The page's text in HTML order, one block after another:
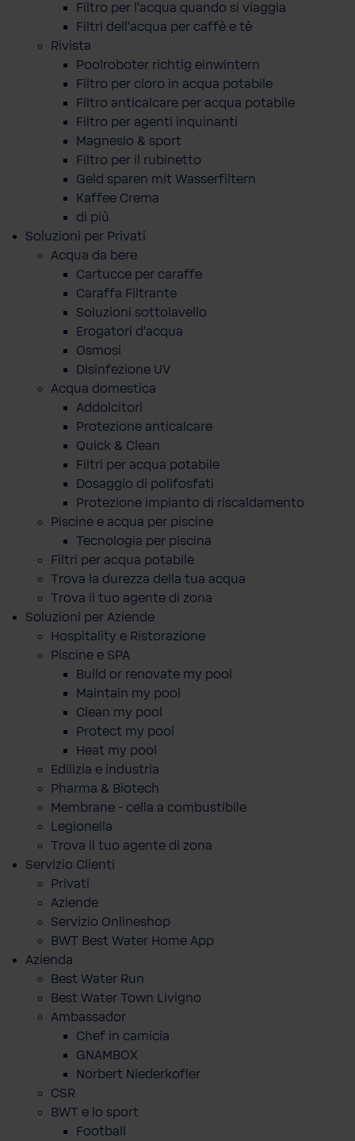
Filtro per l'acqua quando si viaggia
Filtri dell'acqua per caffè e tè
Rivista
Poolroboter richtig einwintern
Filtro per cloro in acqua potabile
Filtro anticalcare per acqua potabile
Filtro per agenti inquinanti
Magnesio & sport
Filtro per il rubinetto
Geld sparen mit Wasserfiltern
Kaffee Crema
di più
Soluzioni per Privati
Acqua da bere
Cartucce per caraffe
Caraffa Filtrante
Soluzioni sottolavello
Erogatori d'acqua
Osmosi
Disinfezione UV
Acqua domestica
Addolcitori
Protezione anticalcare
Quick & Clean
Filtri per acqua potabile
Dosaggio di polifosfati
Protezione impianto di riscaldamento
Piscine e acqua per piscine
Tecnologia per piscina
Filtri per acqua potabile
Trova la durezza della tua acqua
Trova il tuo agente di zona
Soluzioni per Aziende
Hospitality e Ristorazione
Piscine e SPA
Build or renovate my pool
Maintain my pool
Clean my pool
Protect my pool
Heat my pool
Edilizia e industria
Pharma & Biotech
Membrane - cella a combustibile
Legionella
Trova il tuo agente di zona
Servizio Clienti
Privati
Aziende
Servizio Onlineshop
BWT Best Water Home App
Azienda
Best Water Run
Best Water Town Livigno
Ambassador
Chef in camicia
GNAMBOX
Norbert Niederkofler
CSR
BWT e lo sport
Football